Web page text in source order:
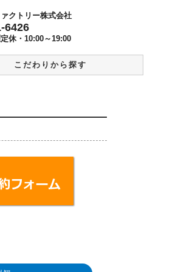
クトリー株式会社
6426
休・ 10:00～19:00
こだわりから探す